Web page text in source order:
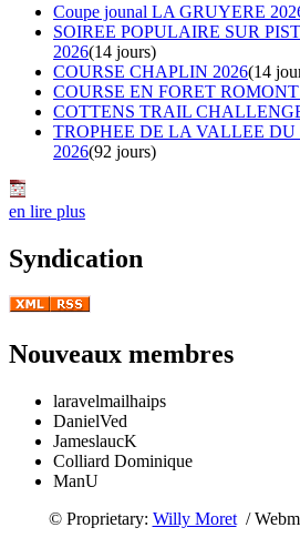
Coupe jounal LA GRUYERE
SOIREE POPULAIRE SUR
2026(14 jours)
COURSE CHAPLIN 2026(14
COURSE EN FORET
COTTENS TRAIL
TROPHEE DE LA VALLEE DU
2026(92 jours)
en lire plus
Syndication
Nouveaux membres
laravelmailhaips
DanielVed
JameslaucK
Colliard Dominique
ManU
© Proprietary: Willy Moret/